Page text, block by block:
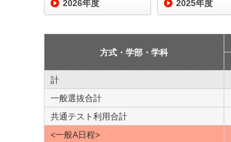
2026年度 2025年度
方式・学部・学科
計
一般選抜合計
共通テスト利用合計
<一般A日程>